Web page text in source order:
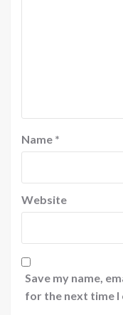
Name *
Website
Save my name,
for the next time I